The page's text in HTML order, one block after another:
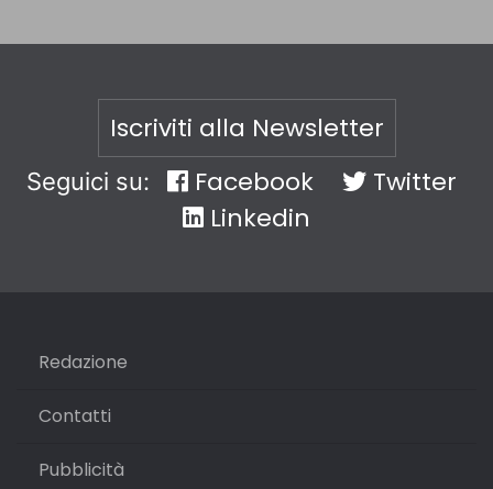
Iscriviti alla Newsletter
Seguici su: Facebook
Twitter
Linkedin
Redazione
Contatti
Pubblicità